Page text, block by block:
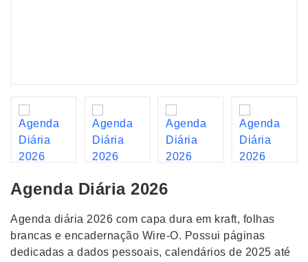
Agenda Diária 2026
Agenda diária 2026 com capa dura em kraft, folhas
brancas e encadernação Wire-O. Possui páginas
dedicadas a dados pessoais, calendários de 2025 até